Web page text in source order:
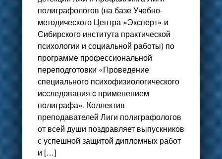
полиграфологов (на базе Учебно-
методического Центра «Эксперт» и
Сибирского института практической
психологии и социальной работы) по
программе профессиональной
переподготовки «Проведение
специального психофизиологического
исследования c применением
полиграфа». Коллектив
преподавателей Лиги полиграфологов
от всей души поздравляет выпускников
с успешной защитой дипломных работ
и […]